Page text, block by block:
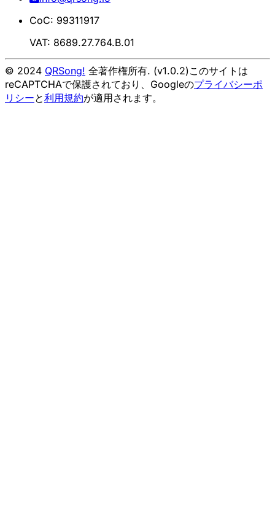
CoC: 99311917
VAT: 8689.27.764.B.01
© 2024 QRSong! 全著作権所有. (v1.0.2)このサイトは
reCAPTCHAで保護されており、Googleのプライバシーポ
リシーと利用規約が適用されます。